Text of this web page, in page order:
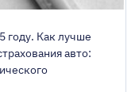
году. Как лучше
авто: